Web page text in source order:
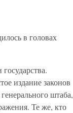
в головах
издание законов
штаба,
Те же, кто